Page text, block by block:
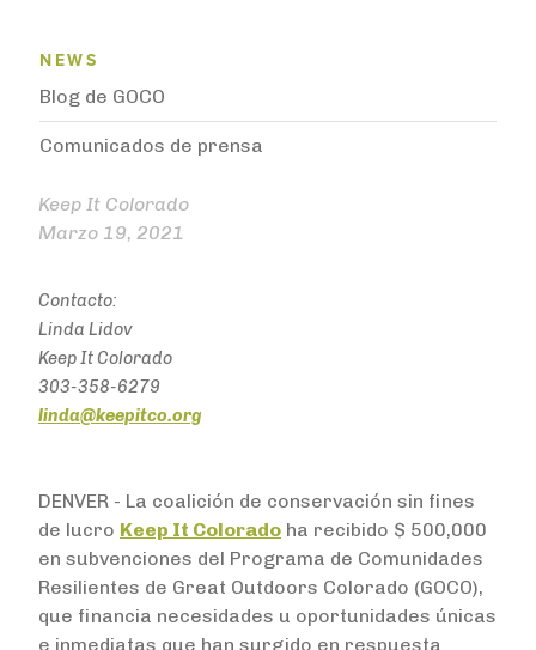
Keep It Colorado
Marzo 19, 2021
Contacto:
Linda Lidov
Keep It Colorado
303-358-6279
linda@keepitco.org
DENVER - La coalición de conservación sin fines
de lucro Keep It Colorado ha recibido $ 500,000
en subvenciones del Programa de Comunidades
Resilientes de Great Outdoors Colorado (GOCO),
que financia necesidades u oportunidades únicas
e inmediatas que han surgido en respuesta
News Menu
NEWS
Blog de GOCO
Comunicados de prensa